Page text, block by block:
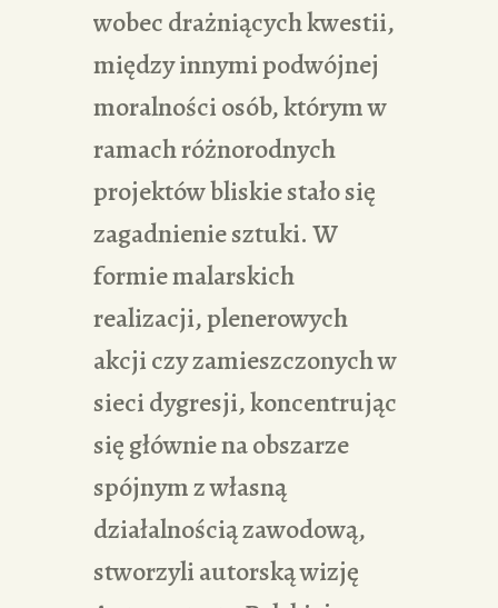
wobec drażniących kwestii,
między innymi podwójnej
moralności osób, którym w
ramach różnorodnych
projektów bliskie stało się
zagadnienie sztuki. W
formie malarskich
realizacji, plenerowych
akcji czy zamieszczonych w
sieci dygresji, koncentrując
się głównie na obszarze
spójnym z własną
działalnością zawodową,
stworzyli autorską wizję